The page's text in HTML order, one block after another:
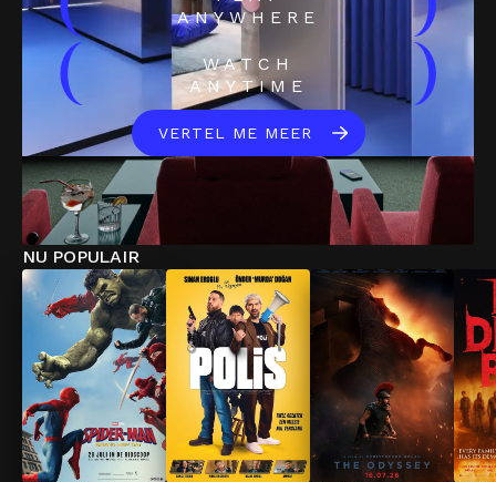
ANYWHERE
(
WATCH
ANYTIME
)
VERTEL ME MEER
NU POPULAIR